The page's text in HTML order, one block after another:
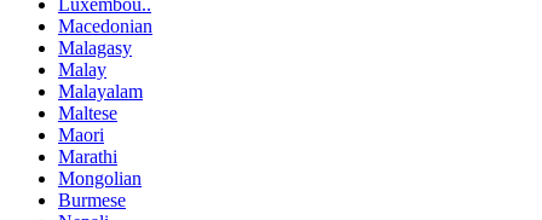
Luxembou..
Macedonian
Malagasy
Malay
Malayalam
Maltese
Maori
Marathi
Mongolian
Burmese